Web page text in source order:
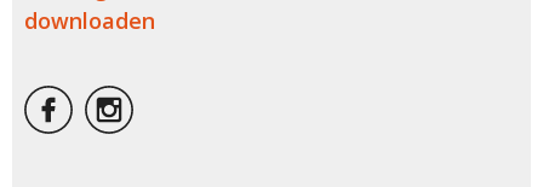
downloaden